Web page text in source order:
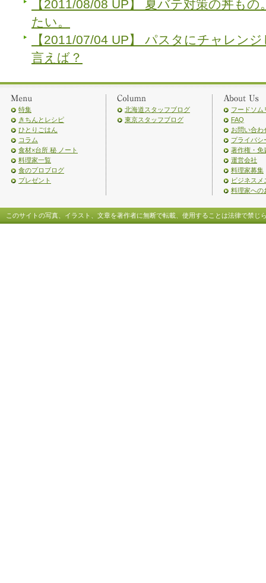
【2011/08/08 UP】 夏バテ対策の丼も
たい。
【2011/07/04 UP】 パスタにチャレン
言えば？
特集
きちんとレシピ
ひとりごはん
コラム
食材×台所 秘 ノート
料理家一覧
食のプロブログ
プレゼント
北海道スタッフブログ
東京スタッフブログ
フードソム
FAQ
お問い合わ
プライバシ
著作権・免
運営会社
料理家募集
ビジネスメ
料理家への
このサイトの写真、イラスト、文章を著作者に無断で転載、使用することは法律で禁じ